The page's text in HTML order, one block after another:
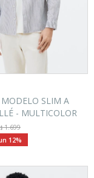
SLIM A
- MULTICOLOR
$1.699
12